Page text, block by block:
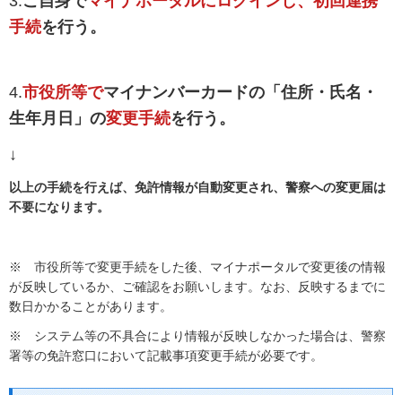
手続を行う。
4.市役所等でマイナンバーカードの「住所・氏名・
生年月日」の変更手続を行う。
↓
以上の手続を行えば、免許情報が自動変更され、警察への変更届は
不要になります。
※ 市役所等で変更手続をした後、マイナポータルで変更後の情報
が反映しているか、ご確認をお願いします。なお、反映するまでに
数日かかることがあります。
※ システム等の不具合により情報が反映しなかった場合は、警察
署等の免許窓口において記載事項変更手続が必要です。